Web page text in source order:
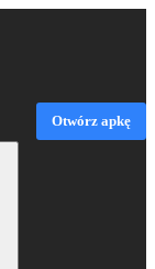
Otwórz apkę